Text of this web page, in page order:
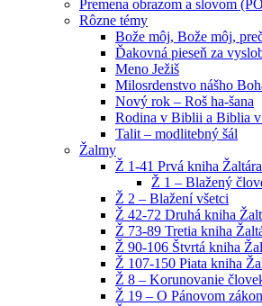
Premena obrazom a slovom
Rôzne témy
Bože môj, Bože môj,
Ďakovná pieseň za
Meno Ježiš
Milosrdenstvo nášho
Nový rok – Roš ha-šana
Rodina v Biblii a Biblia
Talit – modlitebný šál
Žalmy
Ž 1-41 Prvá kniha Žaltára
Ž 1 – Blažený
Ž 2 – Blažení všetci
Ž 42-72 Druhá kniha
Ž 73-89 Tretia kniha
Ž 90-106 Štvrtá kniha
Ž 107-150 Piata kniha
Ž 8 – Korunovanie
Ž 19 – O Pánovom